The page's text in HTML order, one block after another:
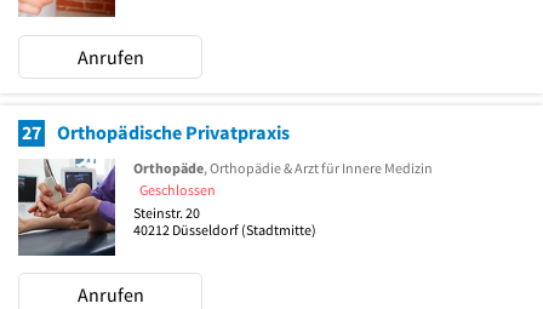
Anrufen
27 Orthopädische Privatpraxis
Orthopäde, Orthopädie & Arzt für Innere Medizin
Geschlossen
Steinstr. 20
40212 Düsseldorf (Stadtmitte)
Anrufen